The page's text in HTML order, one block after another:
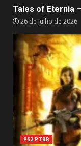
Tales of Eternia
26 de julho de 2026
PS2 PTBR